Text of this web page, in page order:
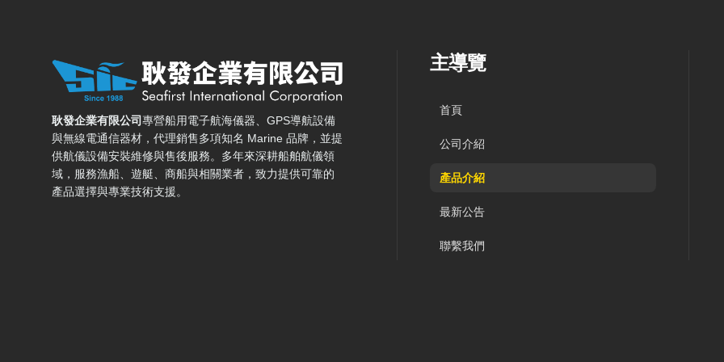
耿發企業有限公司 — 網站概要、主導覽與聯絡方式
耿發企業有限公司專營船用電子航海儀器、GPS導航設備
與無線電通信器材，代理銷售多項知名 Marine 品牌，並提
供航儀設備安裝維修與售後服務。多年來深耕船舶航儀領
域，服務漁船、遊艇、商船與相關業者，致力提供可靠的
產品選擇與專業技術支援。
主導覽
首頁
公司介紹
產品介紹
最新公告
聯繫我們